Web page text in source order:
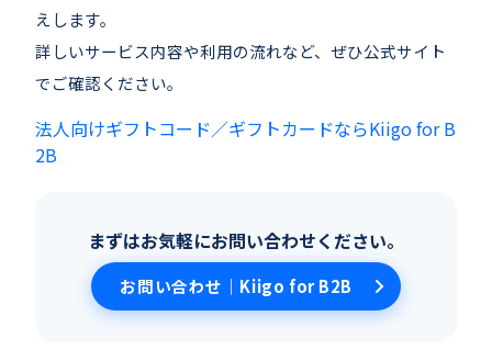
えします。
詳しいサービス内容や利用の流れなど、ぜひ公式サイト
でご確認ください。
法人向けギフトコード／ギフトカードならKiigo for B
2B
まずはお気軽にお問い合わせください。
お問い合わせ｜Kiigo for B2B